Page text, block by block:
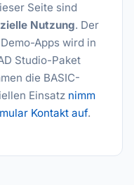
Seite sind
Nutzung. Der
Apps wird in
Studio-Paket
die BASIC-
Einsatz nimm
Kontakt auf.